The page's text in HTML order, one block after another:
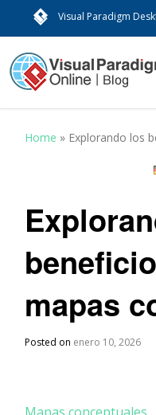
Visual Paradigm
Home » Explorando los
mapas
Posted on enero 10, 2026